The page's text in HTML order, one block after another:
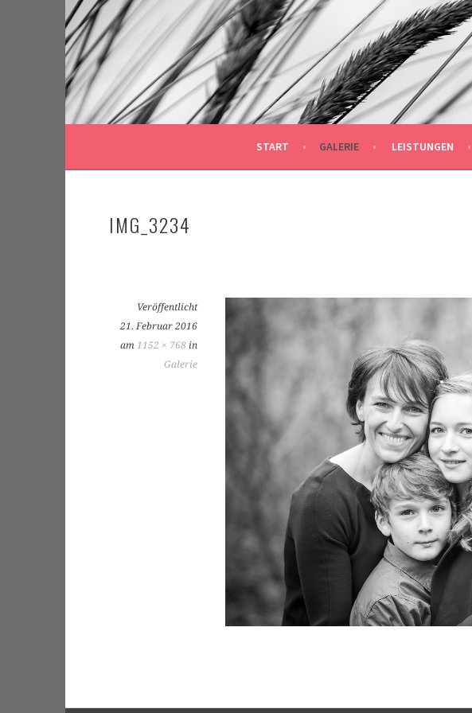
Springe
zum
Inhalt
START GALERIE LEISTUNGEN
IMG_3234
Veröffentlicht
21. Februar 2016
am 1152 × 768 in
Galerie